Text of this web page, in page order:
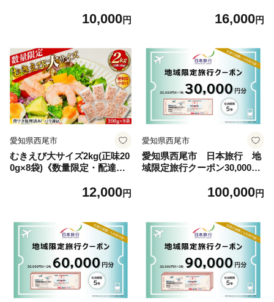
10,000円 16,000円
愛知県西尾市
むきえび大サイズ2kg(正味20
0g×8袋)《数量限定・配達不
12,000円
愛知県西尾市
愛知県西尾市 日本旅行 地
域限定旅行クーポン30,000円
100,000円